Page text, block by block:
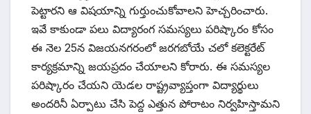
పెట్టారని ఆ విషయాన్ని గుర్తుంచుకోవాలని హెచ్చరించారు.
ఇవే కాకుండా పలు విద్యారంగ సమస్యలు పరిష్కారం కోసం
ఈ నెల 25న విజయనగరంలో జరగబోయే చలో కలెక్టరేట్
కార్యక్రమాన్ని జయప్రదం చేయాలని కోరారు. ఈ సమస్యల
పరిష్కారం చేయని యెడల రాష్ట్రవ్యాప్తంగా విద్యార్థులు
అందరినీ ఏర్పాటు చేసి పెద్ద ఎత్తున పోరాటం నిర్వహిస్తామని